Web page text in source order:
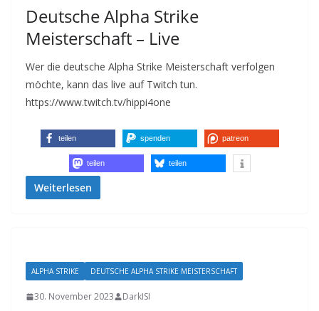
Deutsche Alpha Strike
Meisterschaft – Live
Wer die deutsche Alpha Strike Meisterschaft verfolgen
möchte, kann das live auf Twitch tun.
https://www.twitch.tv/hippi4one
teilen spenden patreon
teilen teilen
Weiterlesen
ALPHA STRIKE DEUTSCHE ALPHA STRIKE MEISTERSCHAFT
30. November 2023 DarkISI